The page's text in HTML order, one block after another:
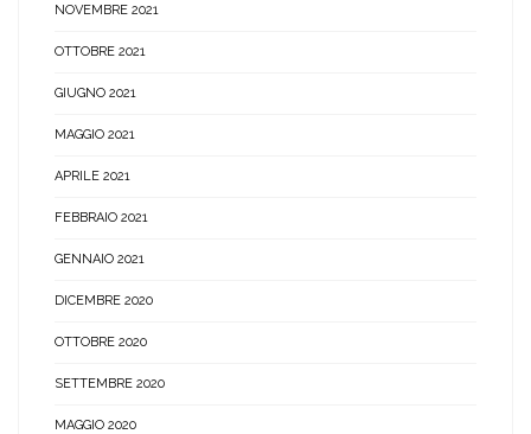
NOVEMBRE 2021
OTTOBRE 2021
GIUGNO 2021
MAGGIO 2021
APRILE 2021
FEBBRAIO 2021
GENNAIO 2021
DICEMBRE 2020
OTTOBRE 2020
SETTEMBRE 2020
MAGGIO 2020